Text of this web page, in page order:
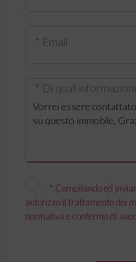
* Email
* Di quali
* Compilando ed
autorizzo il trattamento dei
normativa e confermo di